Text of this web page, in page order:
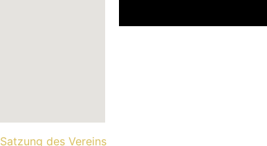
Satzung des Vereins